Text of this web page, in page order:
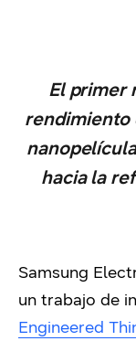
El primer
rendimiento
hacia la
Samsung
un trabajo de
Engineered